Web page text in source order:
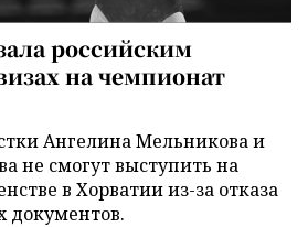
российским
на чемпионат
Ангелина Мельникова и
не смогут выступить на
в Хорватии из-за отказа
документов.